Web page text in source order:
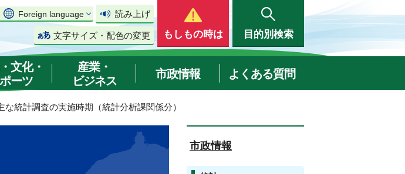
Foreign language 読み上げ
文字サイズ・配色の変更 もしもの時は 目的別検索
文化・
ーツ
産業・
ビジネス
市政情報 よくある質問
な統計調査の実施時期（統計分析課関係分）
市政情報